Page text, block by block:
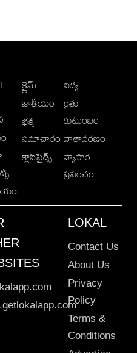
క్రైమ్
జాతీయం
భక్తి
సమాచారం
క్లాసిఫైడ్స్
విద్య
రైతు
కుటుంబం
వాతావరణం
వ్యాపార
ప్రపంచం
LOKAL
Contact Us
About Us
Privacy
Policy
Terms &
Conditions